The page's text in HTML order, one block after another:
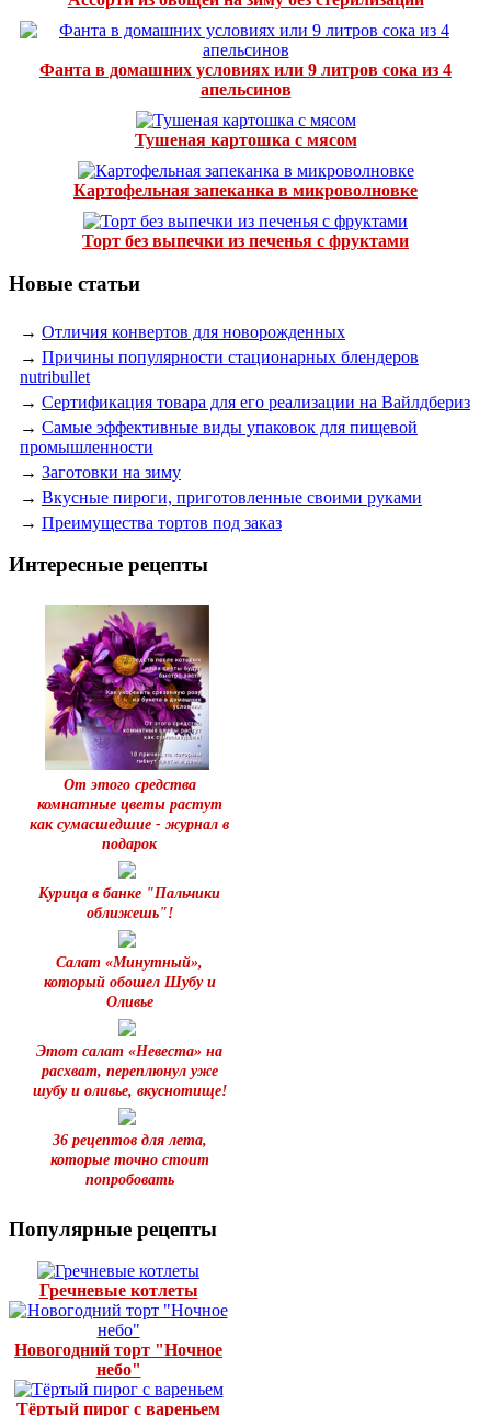
Фанта в домашних условиях или 9 литров сока из 4
апельсинов
Тушеная картошка с мясом
Картофельная запеканка в микроволновке
Торт без выпечки из печенья с фруктами
Новые статьи
→ Отличия конвертов для новорожденных
→ Причины популярности стационарных блендеров
nutribullet
→ Сертификация товара для его реализации на Вайлдбериз
→ Самые эффективные виды упаковок для пищевой
промышленности
→ Заготовки на зиму
→ Вкусные пироги, приготовленные своими руками
→ Преимущества тортов под заказ
Интересные рецепты
От этого средства
комнатные цветы растут
как сумасшедшие - журнал в
подарок
Курица в банке "Пальчики
оближешь"!
Салат «Минутный»,
который обошел Шубу и
Оливье
Этот салат «Невестa» на
расхват, переплюнул уже
шубу и oливье, вкуснотище!
36 рецептов для лета,
которые точно стоит
попробовать
Популярные рецепты
Гречневые котлеты
Новогодний торт "Ночное
небо"
Тёртый пирог с вареньем